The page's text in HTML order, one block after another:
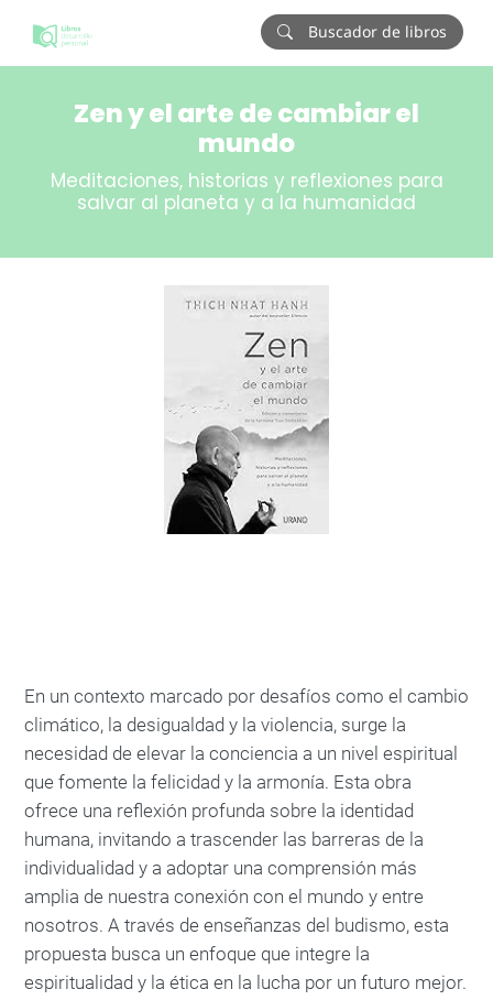
Buscador de libros
Zen y el arte de cambiar el
mundo
Meditaciones, historias y reflexiones para
salvar al planeta y a la humanidad
En un contexto marcado por desafíos como el cambio
climático, la desigualdad y la violencia, surge la
necesidad de elevar la conciencia a un nivel espiritual
que fomente la felicidad y la armonía. Esta obra
ofrece una reflexión profunda sobre la identidad
humana, invitando a trascender las barreras de la
individualidad y a adoptar una comprensión más
amplia de nuestra conexión con el mundo y entre
nosotros. A través de enseñanzas del budismo, esta
propuesta busca un enfoque que integre la
espiritualidad y la ética en la lucha por un futuro mejor.